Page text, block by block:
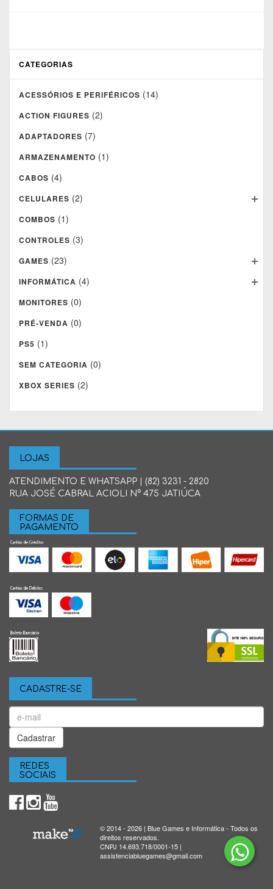
CATEGORIAS
ACESSÓRIOS E PERIFÉRICOS (14)
ACTION FIGURES (2)
ADAPTADORES (7)
ARMAZENAMENTO (1)
CABOS (4)
CELULARES (2)
COMBOS (1)
CONTROLES (3)
GAMES (23)
INFORMÁTICA (4)
MONITORES (0)
PRÉ-VENDA (0)
PS5 (1)
SEM CATEGORIA (0)
XBOX SERIES (2)
LOJAS
ATENDIMENTO E WHATSAPP | (82) 3231 - 2820
RUA JOSÉ CABRAL ACIOLI N° 475 JATIÚCA
FORMAS DE
PAGAMENTO
CADASTRE-SE
Cadastrar
REDES
SOCIAIS
© 2014 - 2026 | Blue Games e Informática - Todos os
direitos reservados.
CNPJ 14.693.718/0001-15 |
assistenciabluegames@gmail.com